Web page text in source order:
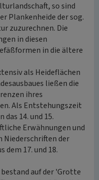
so sind
Plankenheide der sog.
zuzurechnen. Die
in diesen
in die ältere
als Heideflächen
ließen die
ihres
Als Entstehungszeit
14. und 15.
Erwähnungen und
Niederschriften der
dem 17. und 18.
auf der 'Grotte